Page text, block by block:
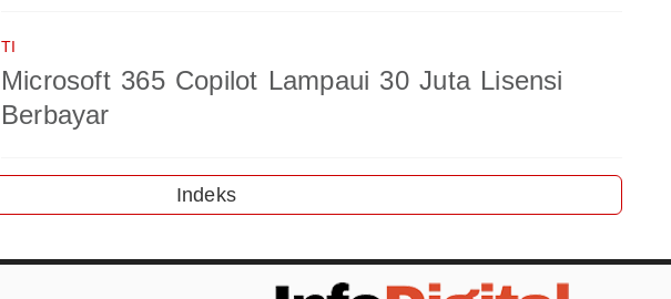
TI
Microsoft 365 Copilot Lampaui 30 Juta Lisensi
Berbayar
Indeks